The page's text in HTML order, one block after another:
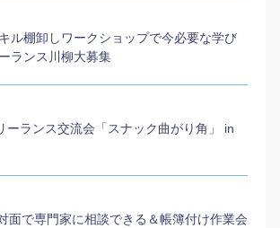
ル棚卸しワークショップで今必要な学び
ランス川柳大募集
ーランス交流会「スナック曲がり角」 in
で専門家に相談できる＆帳簿付け作業会